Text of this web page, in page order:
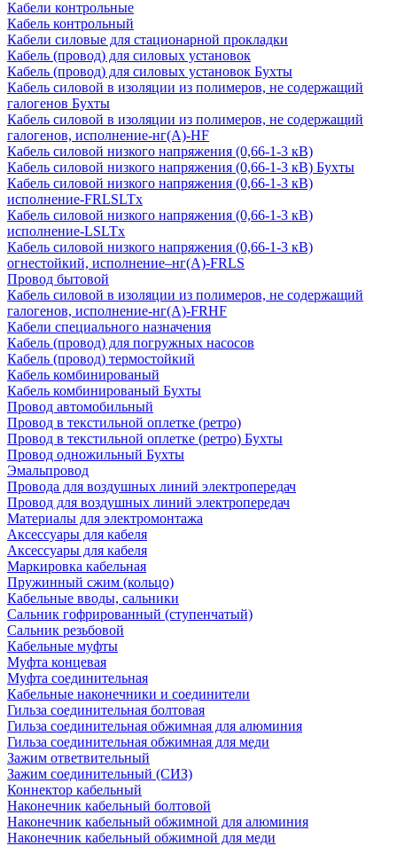
Кабели контрольные
Кабель контрольный
Кабели силовые для стационарной прокладки
Кабель (провод) для силовых установок
Кабель (провод) для силовых установок Бухты
Кабель силовой в изоляции из полимеров, не содержащий
галогенов Бухты
Кабель силовой в изоляции из полимеров, не содержащий
галогенов, исполнение-нг(А)-HF
Кабель силовой низкого напряжения (0,66-1-3 кВ)
Кабель силовой низкого напряжения (0,66-1-3 кВ) Бухты
Кабель силовой низкого напряжения (0,66-1-3 кВ)
исполнение-FRLSLTx
Кабель силовой низкого напряжения (0,66-1-3 кВ)
исполнение-LSLTx
Кабель силовой низкого напряжения (0,66-1-3 кВ)
огнестойкий, исполнение–нг(А)-FRLS
Провод бытовой
Кабель силовой в изоляции из полимеров, не содержащий
галогенов, исполнение-нг(А)-FRHF
Кабели специального назначения
Кабель (провод) для погружных насосов
Кабель (провод) термостойкий
Кабель комбинированый
Кабель комбинированый Бухты
Провод автомобильный
Провод в текстильной оплетке (ретро)
Провод в текстильной оплетке (ретро) Бухты
Провод одножильный Бухты
Эмальпровод
Провода для воздушных линий электропередач
Провод для воздушных линий электропередач
Материалы для электромонтажа
Аксессуары для кабеля
Аксессуары для кабеля
Маркировка кабельная
Пружинный сжим (кольцо)
Кабельные вводы, сальники
Сальник гофрированный (ступенчатый)
Сальник резьбовой
Кабельные муфты
Муфта концевая
Муфта соединительная
Кабельные наконечники и соединители
Гильза соединительная болтовая
Гильза соединительная обжимная для алюминия
Гильза соединительная обжимная для меди
Зажим ответвительный
Зажим соединительный (СИЗ)
Коннектор кабельный
Наконечник кабельный болтовой
Наконечник кабельный обжимной для алюминия
Наконечник кабельный обжимной для меди